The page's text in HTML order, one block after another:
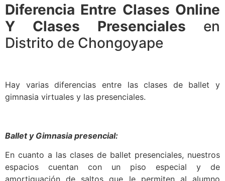
Diferencia Entre Clases Online
Y Clases Presenciales en
Distrito de Chongoyape
Hay varias diferencias entre las clases de ballet y
gimnasia virtuales y las presenciales.
Ballet y Gimnasia presencial:
En cuanto a las clases de ballet presenciales, nuestros
espacios cuentan con un piso especial y de